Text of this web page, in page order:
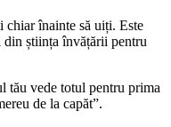
chiar înainte să uiți. Este
din știința învățării pentru
tău vede totul pentru prima
de la capăt”.